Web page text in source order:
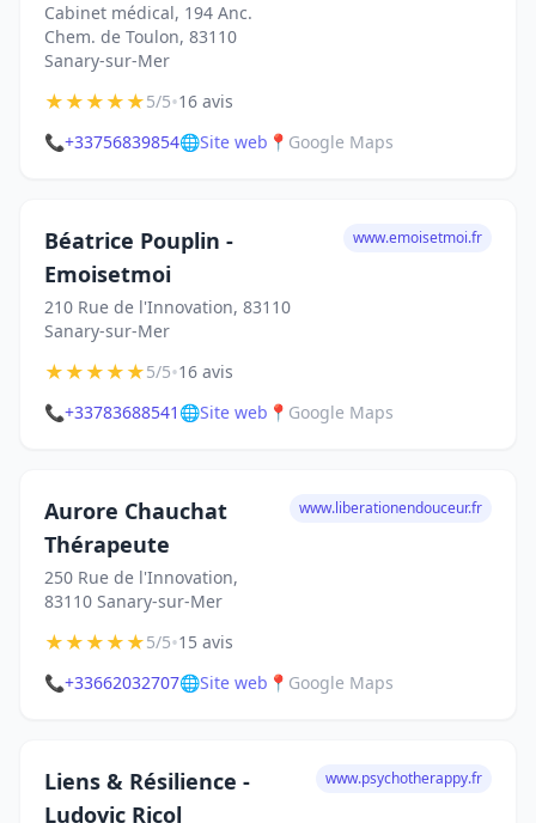
Cabinet médical, 194 Anc.
Chem. de Toulon, 83110
Sanary-sur-Mer
★★★★★5/5•16 avis
📞+33756839854🌐Site web 📍 Google Maps
Béatrice Pouplin -
Emoisetmoi
210 Rue de l'Innovation, 83110
Sanary-sur-Mer
www.emoisetmoi.fr
★★★★★5/5•16 avis
📞+33783688541 🌐Site web 📍 Google Maps
Aurore Chauchat
Thérapeute
250 Rue de l'Innovation,
83110 Sanary-sur-Mer
www.liberationendouceur.fr
★★★★★5/5•15 avis
📞+33662032707🌐Site web 📍 Google Maps
Liens & Résilience -
Ludovic Ricol
www.psychotherappy.fr